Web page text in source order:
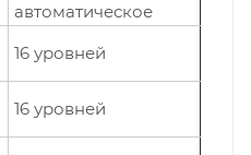
автоматическое
16 уровней
16 уровней